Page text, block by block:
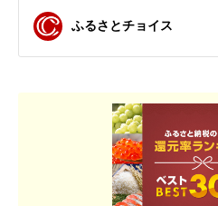
ふるさとチョイス